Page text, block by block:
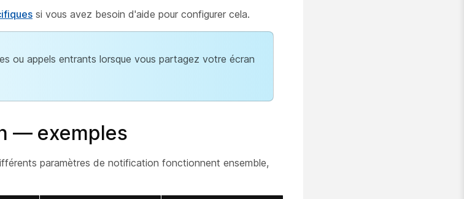
si vous avez besoin d'aide pour configurer cela.
ou appels entrants lorsque vous partagez votre écran
— exemples
paramètres de notification fonctionnent ensemble,